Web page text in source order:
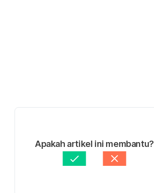
Apakah artikel ini membantu?